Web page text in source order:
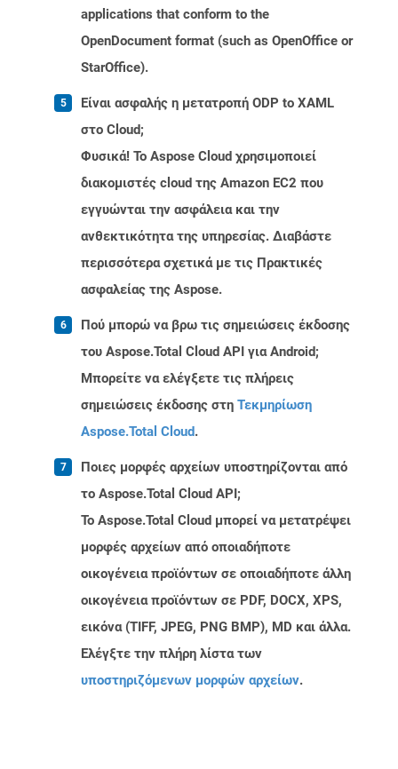
applications that conform to the
OpenDocument format (such as OpenOffice or
StarOffice).
Είναι ασφαλής η μετατροπή ODP to XAML
στο Cloud;
Φυσικά! Το Aspose Cloud χρησιμοποιεί
διακομιστές cloud της Amazon EC2 που
εγγυώνται την ασφάλεια και την
ανθεκτικότητα της υπηρεσίας. Διαβάστε
περισσότερα σχετικά με τις Πρακτικές
ασφαλείας της Aspose.
Πού μπορώ να βρω τις σημειώσεις έκδοσης
του Aspose.Total Cloud API για Android;
Μπορείτε να ελέγξετε τις πλήρεις
σημειώσεις έκδοσης στη Τεκμηρίωση
Aspose.Total Cloud.
Ποιες μορφές αρχείων υποστηρίζονται από
το Aspose.Total Cloud API;
Το Aspose.Total Cloud μπορεί να μετατρέψει
μορφές αρχείων από οποιαδήποτε
οικογένεια προϊόντων σε οποιαδήποτε άλλη
οικογένεια προϊόντων σε PDF, DOCX, XPS,
εικόνα (TIFF, JPEG, PNG BMP), MD και άλλα.
Ελέγξτε την πλήρη λίστα των
υποστηριζόμενων μορφών αρχείων.